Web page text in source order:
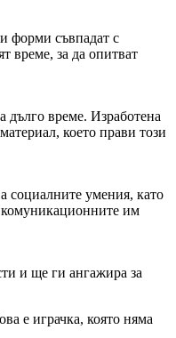
форми съвпадат с
време, за да опитват
дълго време. Изработена
което прави този
социалните умения, като
комуникационните им
и ще ги ангажира за
е играчка, която няма